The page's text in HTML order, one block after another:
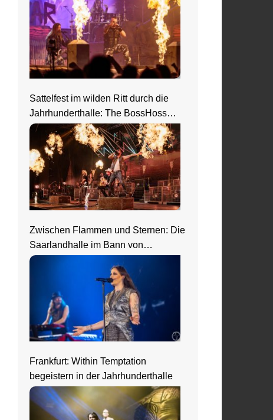
Sattelfest im wilden Ritt durch die
Jahrhunderthalle: The BossHoss
elektrisieren in Frankfurt
Zwischen Flammen und Sternen: Die
Saarlandhalle im Bann von
Nightwish
Frankfurt: Within Temptation
begeistern in der Jahrhunderthalle